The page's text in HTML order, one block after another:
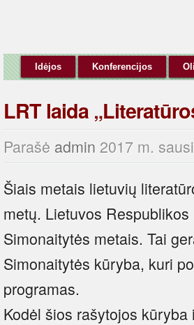
Idėjos Konferencijos
LRT laida
Parašė admin 2017 m.
Šiais metais lietuvių
metų. Lietuvos
Simonaitytės metais. Tai
Simonaitytės kūryba, kuri
programas.
Kodėl šios rašytojos